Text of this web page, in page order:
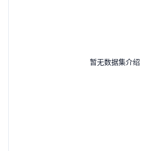
暂无数据集介绍